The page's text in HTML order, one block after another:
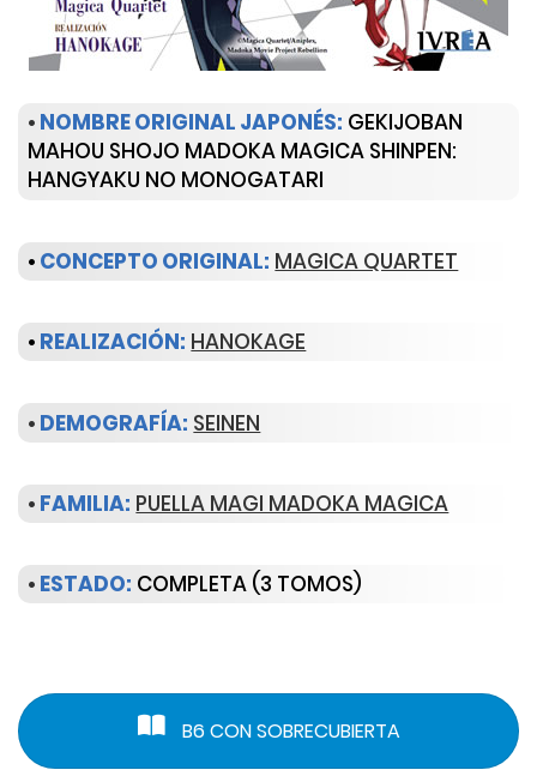
• NOMBRE ORIGINAL JAPONÉS: GEKIJOBAN
MAHOU SHOJO MADOKA MAGICA SHINPEN:
HANGYAKU NO MONOGATARI
• CONCEPTO ORIGINAL: MAGICA QUARTET
• REALIZACIÓN: HANOKAGE
• DEMOGRAFÍA: SEINEN
• FAMILIA: PUELLA MAGI MADOKA MAGICA
• ESTADO: COMPLETA (3 TOMOS)
B6 CON SOBRECUBIERTA